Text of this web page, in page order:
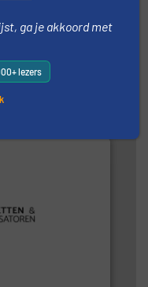
“
ga je akkoord met
lezers